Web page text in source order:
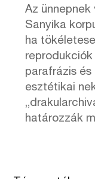
Az
Sanyika
ha
parafrázis
esztétikai
határozzák